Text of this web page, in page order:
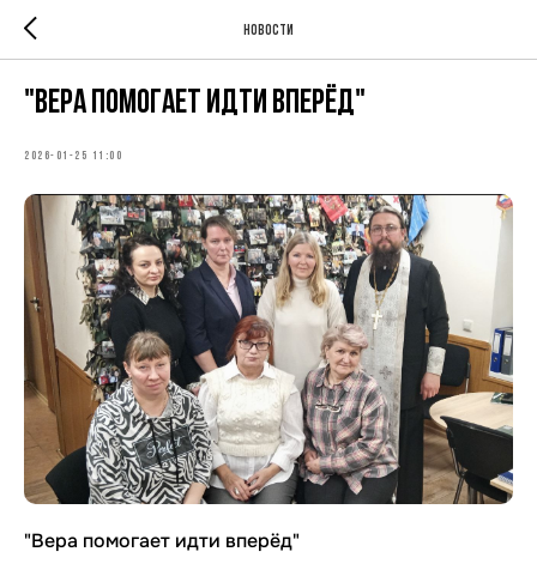
Новости
"Вера помогает идти вперёд"
2026-01-25 11:00
"Вера помогает идти вперёд"